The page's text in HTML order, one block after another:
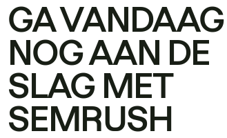
GA VANDAAG
NOG AAN DE
SLAG MET
SEMRUSH